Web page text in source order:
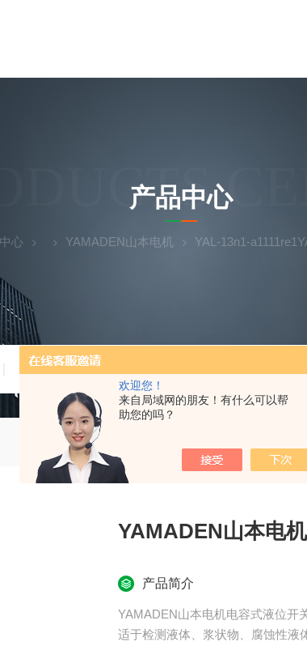
欢迎您！
来自局域网的朋友！有什么可以帮
助您的吗？
技术文章
产品中心
心 YAMADEN山本电机 YAL-13n1-
YAMADEN山本电
产品简介
YAMADEN山本电机电容式液位开
适于检测液体、浆状物、腐蚀性液